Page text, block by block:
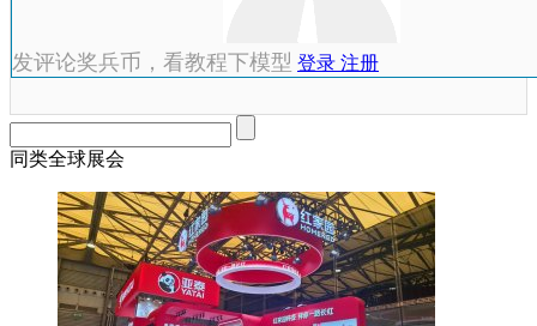
发评论奖兵币，看教程下模型 登录 注册
同类全球展会